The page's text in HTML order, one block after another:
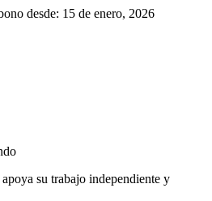
desde: 15 de enero, 2026
su trabajo independiente y